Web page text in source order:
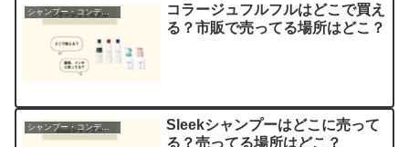
シャンプー・コンディショナー
コラージュフルフルはどこで買え
る？市販で売ってる場所はどこ？
シャンプー・コンディショナー
Sleekシャンプーはどこに売って
る？売ってる場所はどこ？